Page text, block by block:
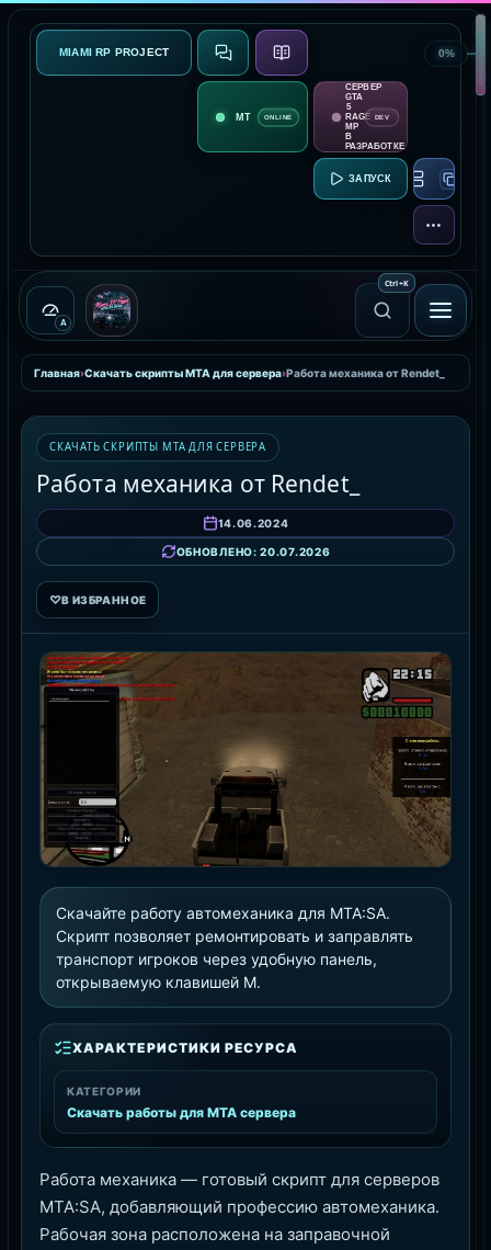
MIAMI RP PROJECT О ПРОЕКТЕ
ONLINE
СЕРВЕР
GTA
5
RAGE
MP
В
РАЗРАБОТКЕ
DEV
RAGE
ЕЩЁ
Ctrl+K
A
Главная›Скачать скрипты MTA для сервера›Работа механика от Rendet_
СКАЧАТЬ СКРИПТЫ MTA ДЛЯ СЕРВЕРА
Работа механика от Rendet_
14.06.2024
ОБНОВЛЕНО: 20.07.2026
♡В ИЗБРАННОЕ
Скачайте работу автомеханика для MTA:SA.
Скрипт позволяет ремонтировать и заправлять
транспорт игроков через удобную панель,
открываемую клавишей M.
ХАРАКТЕРИСТИКИ РЕСУРСА
КАТЕГОРИИ
Скачать работы для MTA сервера
Работа механика — готовый скрипт для серверов
MTA:SA, добавляющий профессию автомеханика.
Рабочая зона расположена на заправочной
0%